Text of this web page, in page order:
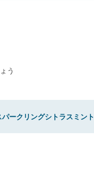
う
ークリングシトラスミント